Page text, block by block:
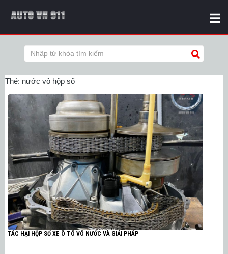
Thẻ: nước vô hộp số
TÁC HẠI HỘP SỐ XE Ô TÔ VÔ NƯỚC VÀ GIẢI PHÁP